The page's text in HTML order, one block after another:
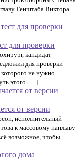
Генштаба Виктора
для проверки
кандидат
для проверки
не нужно
этого […]
от версии
исполнительный
к массовому наплыву
возможное, чтобы